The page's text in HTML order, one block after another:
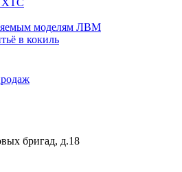
моделям ЛВМ
в кокиль
бригад, д.18